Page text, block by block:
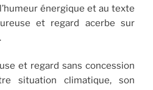
énergique et au texte
et regard acerbe sur
et regard sans concession
situation climatique, son